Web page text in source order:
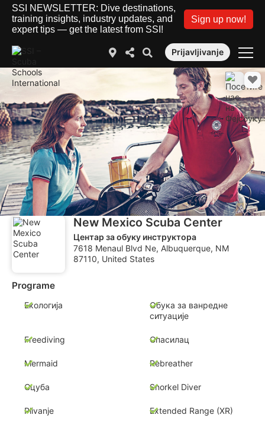
SSI NEWSLETTER: Dive destinations,
training insights, industry updates, and
expert tips — get the latest from SSI!
Sign up now!
Prijavljivanje
New Mexico Scuba Center
Центар за обуку инструктора
7618 Menaul Blvd Ne, Albuquerque, NM
87110, United States
Programe
Екологија
Обука за ванредне
ситуације
Freediving Спасилац
Mermaid Rebreather
Сцуба Snorkel Diver
Plivanje Extended Range (XR)